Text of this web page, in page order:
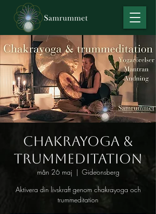
Chakrayoga &
trummeditation
mån 26 maj
  |
Gideonsberg
Aktivera din livskraft genom chakrayoga och
trummeditation